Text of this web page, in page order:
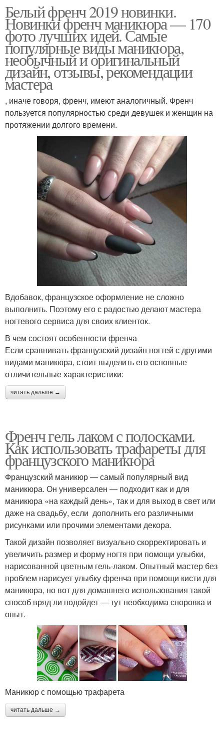
Белый френч 2019 новинки.
Новинки френч маникюра — 170
фото лучших идей. Самые
популярные виды маникюра,
необычный и оригинальный
дизайн, отзывы, рекомендации
мастера
, иначе говоря, френч, имеют аналогичный. Френч
пользуется популярностью среди девушек и женщин на
протяжении долгого времени.
Вдобавок, французское оформление не сложно
выполнить. Поэтому его с радостью делают мастера
ногтевого сервиса для своих клиенток.
В чем состоят особенности френча
Если сравнивать французский дизайн ногтей с другими
видами маникюра, стоит выделить его основные
отличительные характеристики:
читать дальше →
Френч гель лаком с полосками.
Как использовать трафареты для
французского маникюра
Французский маникюр — самый популярный вид
маникюра. Он универсален — подходит как и для
маникюра «на каждый день», так и для выход в свет или
даже на свадьбу, если дополнить его различными
рисунками или прочими элементами декора.
Такой дизайн позволяет визуально скорректировать и
увеличить размер и форму ногтя при помощи улыбки,
нарисованной цветным гель-лаком. Опытный мастер без
проблем нарисует улыбку френча при помощи кисти для
маникюра, но вот для домашнего использования такой
способ вряд ли подойдет — тут необходима сноровка и
опыт.
Маникюр с помощью трафарета
читать дальше →